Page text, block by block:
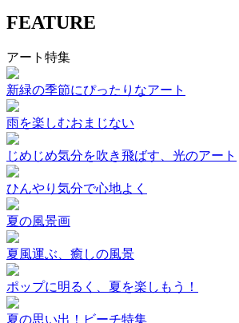
FEATURE
アート特集
新緑の季節にぴったりなアート
雨を楽しむおまじない
じめじめ気分を吹き飛ばす、光のアート
ひんやり気分で心地よく
夏の風景画
夏風運ぶ、癒しの風景
ポップに明るく、夏を楽しもう！
夏の思い出！ビーチ特集